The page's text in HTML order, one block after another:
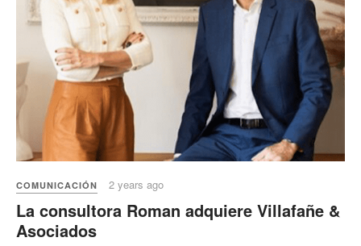
COMUNICACIÓN 2 years ago
La consultora Roman adquiere Villafañe &
Asociados